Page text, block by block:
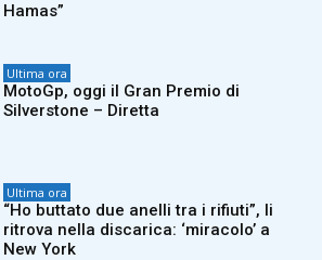
Hamas”
Ultima ora
MotoGp, oggi il Gran Premio di
Silverstone – Diretta
Ultima ora
“Ho buttato due anelli tra i rifiuti”, li
ritrova nella discarica: ‘miracolo’ a
New York